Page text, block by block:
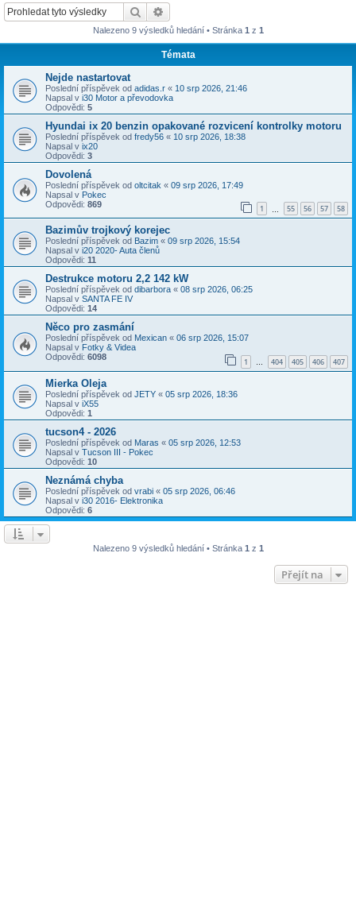
Hledat
Nalezeno 9 výsledků hledání • Stránka 1 z 1
Témata
Nejde nastartovat
Poslední příspěvek od adidas.r « 10 srp 2026, 21:46
Napsal v i30 Motor a převodovka
Odpovědi: 5
Hyundai ix 20 benzin opakované rozvicení kontrolky motoru
Poslední příspěvek od fredy56 « 10 srp 2026, 18:38
Napsal v ix20
Odpovědi: 3
Dovolená
Poslední příspěvek od oltcitak « 09 srp 2026, 17:49
Napsal v Pokec
Odpovědi: 869 1 55 56 57 58
Bazimův trojkový korejec
Poslední příspěvek od Bazim « 09 srp 2026, 15:54
Napsal v i20 2020- Auta členů
Odpovědi: 11
Destrukce motoru 2,2 142 kW
Poslední příspěvek od dibarbora « 08 srp 2026, 06:25
Napsal v SANTA FE IV
Odpovědi: 14
Něco pro zasmání
Poslední příspěvek od Mexican « 06 srp 2026, 15:07
Napsal v Fotky & Videa
Odpovědi: 6098 1 … 404 405 406 407
Mierka Oleja
Poslední příspěvek od JETY « 05 srp 2026, 18:36
Napsal v iX55
Odpovědi: 1
tucson4 - 2026
Poslední příspěvek od Maras « 05 srp 2026, 12:53
Napsal v Tucson III - Pokec
Odpovědi: 10
Neznámá chyba
Poslední příspěvek od vrabi « 05 srp 2026, 06:46
Napsal v i30 2016- Elektronika
Odpovědi: 6
Nalezeno 9 výsledků hledání • Stránka 1 z 1
Přejít na